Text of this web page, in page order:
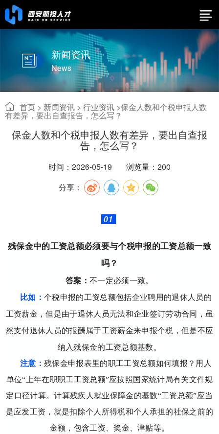
新闻资讯
News
首页 > 新闻资讯 > 行业资讯 >保金人数和个税申报人数
有差异，要出自查报告，怎么写？
保金人数和个税申报人数有差异，要出自查报
告，怎么写？
时间：2026-05-19
浏览量：200
分享：
01
残保金中的工资总额必须要与个税申报的工资总额一致
吗？
答案：不一定必须一致。
比如： 个税申报的工资总额包括企业聘用的退休人员的
工资薪金，但是由于退休人员无法和企业签订劳动合同，虽
然支付退休人员的报酬属于工资薪金来申报个税，但是不应
纳入残保金的工资总额基数。
注意： 残保金申报表里的职工工资总额如何填报？用人
单位“上年在职职工工资总额”应按照国家统计局有关文件规
定口径计算。计算残疾人就业保障金的基数“工资总额”应当
是应发工资，就是扣除个人所得税和个人承担的社保之前的
金额，包含工资、奖金、津贴等。